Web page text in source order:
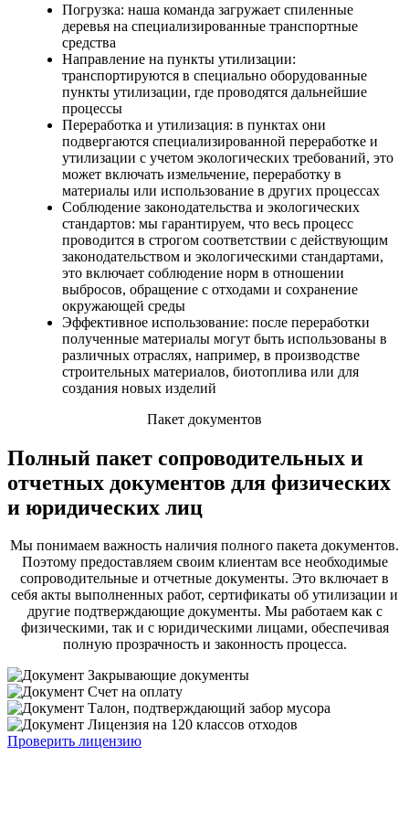
Погрузка: наша команда загружает спиленные
деревья на специализированные транспортные
средства
Направление на пункты утилизации:
транспортируются в специально оборудованные
пункты утилизации, где проводятся дальнейшие
процессы
Переработка и утилизация: в пунктах они
подвергаются специализированной переработке и
утилизации с учетом экологических требований, это
может включать измельчение, переработку в
материалы или использование в других процессах
Соблюдение законодательства и экологических
стандартов: мы гарантируем, что весь процесс
проводится в строгом соответствии с действующим
законодательством и экологическими стандартами,
это включает соблюдение норм в отношении
выбросов, обращение с отходами и сохранение
окружающей среды
Эффективное использование: после переработки
полученные материалы могут быть использованы в
различных отраслях, например, в производстве
строительных материалов, биотоплива или для
создания новых изделий
Пакет документов
Полный пакет сопроводительных и
отчетных документов для физических
и юридических лиц
Мы понимаем важность наличия полного пакета документов.
Поэтому предоставляем своим клиентам все необходимые
сопроводительные и отчетные документы. Это включает в
себя акты выполненных работ, сертификаты об утилизации и
другие подтверждающие документы. Мы работаем как с
физическими, так и с юридическими лицами, обеспечивая
полную прозрачность и законность процесса.
Закрывающие документы
Счет на оплату
Талон, подтверждающий забор мусора
Лицензия на 120 классов отходов
Проверить лицензию